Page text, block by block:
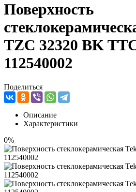
Поверхность
TZC 32320 BK
112540002
Поделиться
Описание
Характеристики
0%